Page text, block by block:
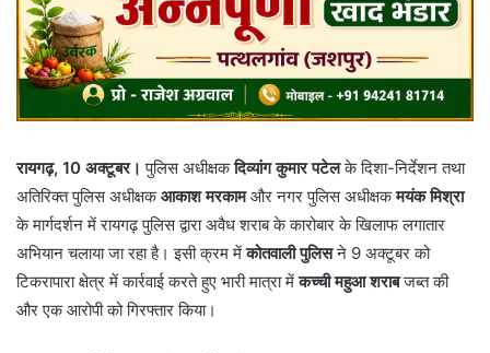
रायगढ़, 10 अक्टूबर। पुलिस अधीक्षकदिव्यांग कुमार पटेलके दिशा-निर्देशन तथा
अतिरिक्त पुलिस अधीक्षकआकाश मरकामऔर नगर पुलिस अधीक्षकमयंक मिश्रा
के मार्गदर्शन में रायगढ़ पुलिस द्वारा अवैध शराब के कारोबार के खिलाफ लगातार
अभियान चलाया जा रहा है। इसी क्रम मेंकोतवाली पुलिसने 9 अक्टूबर को
टिकरापारा क्षेत्र में कार्रवाई करते हुए भारी मात्रा मेंकच्ची महुआ शराबजब्त की
और एक आरोपी को गिरफ्तार किया।